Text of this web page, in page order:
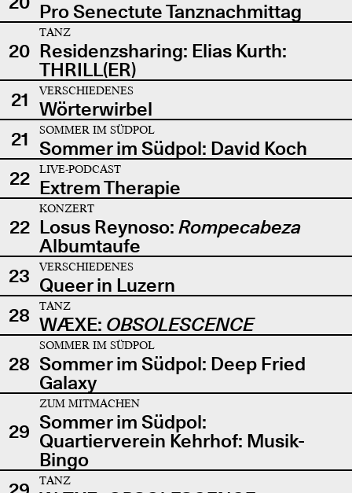
Pro Senectute Tanznachmittag
20
TANZ
Residenzsharing: Elias Kurth:
THRILL(ER)
21
VERSCHIEDENES
Wörterwirbel
21
SOMMER IM SÜDPOL
Sommer im Südpol: David Koch
22
LIVE-PODCAST
Extrem Therapie
22
KONZERT
Losus Reynoso: Rompecabeza
Albumtaufe
23
VERSCHIEDENES
Queer in Luzern
28
TANZ
WÆXE: OBSOLESCENCE
28
SOMMER IM SÜDPOL
Sommer im Südpol: Deep Fried
Galaxy
29
ZUM MITMACHEN
Sommer im Südpol:
Quartierverein Kehrhof: Musik-
Bingo
TANZ